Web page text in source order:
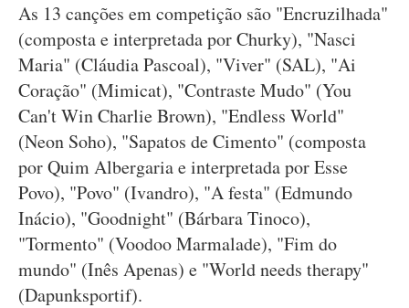
As 13 canções em competição são "Encruzilhada"
(composta e interpretada por Churky), "Nasci
Maria" (Cláudia Pascoal), "Viver" (SAL), "Ai
Coração" (Mimicat), "Contraste Mudo" (You
Can't Win Charlie Brown), "Endless World"
(Neon Soho), "Sapatos de Cimento" (composta
por Quim Albergaria e interpretada por Esse
Povo), "Povo" (Ivandro), "A festa" (Edmundo
Inácio), "Goodnight" (Bárbara Tinoco),
"Tormento" (Voodoo Marmalade), "Fim do
mundo" (Inês Apenas) e "World needs therapy"
(Dapunksportif).